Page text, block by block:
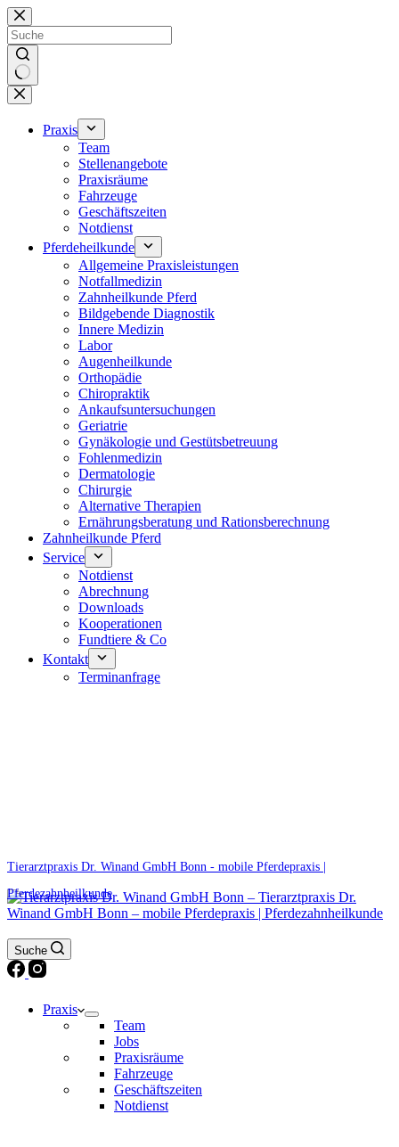
Zum
Inhalt
springen
Keine
Ergebnisse
Praxis
Team
Stellenangebote
Praxisräume
Fahrzeuge
Geschäftszeiten
Notdienst
Pferdeheilkunde
Allgemeine Praxisleistungen
Notfallmedizin
Zahnheilkunde Pferd
Bildgebende Diagnostik
Innere Medizin
Labor
Augenheilkunde
Orthopädie
Chiropraktik
Ankaufsuntersuchungen
Geriatrie
Gynäkologie und Gestütsbetreuung
Fohlenmedizin
Dermatologie
Chirurgie
Alternative Therapien
Ernährungsberatung und Rationsberechnung
Zahnheilkunde Pferd
Service
Notdienst
Abrechnung
Downloads
Kooperationen
Fundtiere & Co
Kontakt
Terminanfrage
Tierarztpraxis Dr. Winand GmbH Bonn - mobile Pferdepraxis |
Pferdezahnheilkunde
Suche
Praxis
Team
Jobs
Praxisräume
Fahrzeuge
Geschäftszeiten
Notdienst